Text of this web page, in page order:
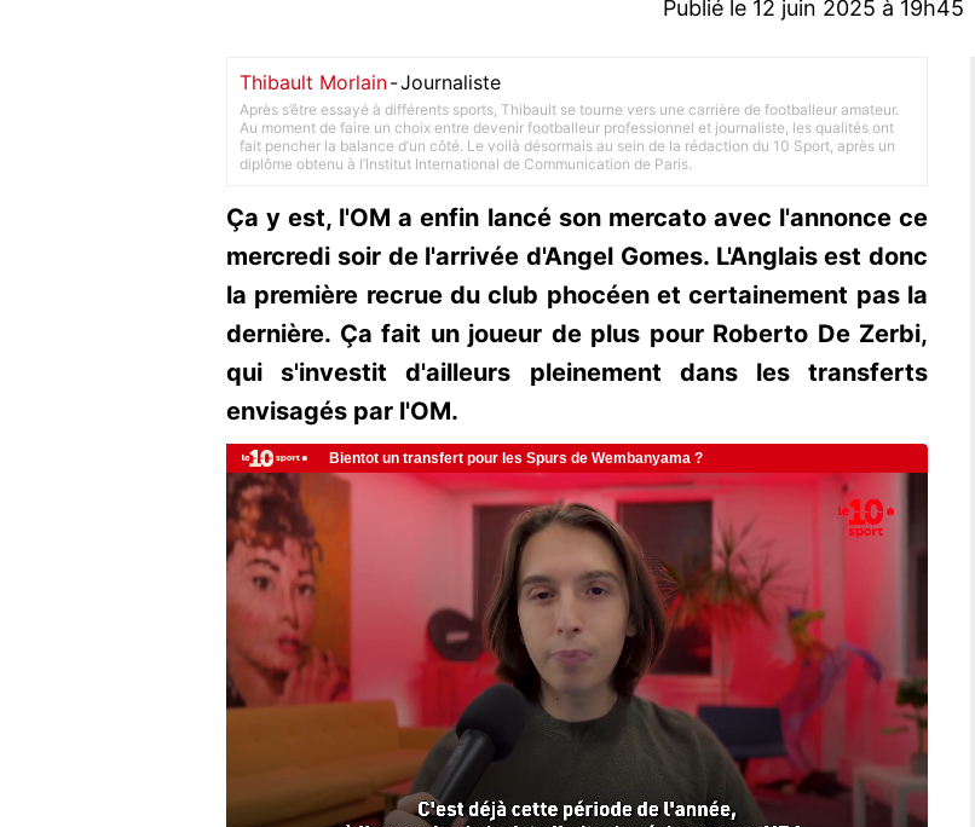
Publié le 12 juin 2025 à 19h45
Thibault Morlain-Journaliste
Après s’être essayé à différents sports, Thibault se tourne vers une carrière de footballeur amateur.
Au moment de faire un choix entre devenir footballeur professionnel et journaliste, les qualités ont
fait pencher la balance d’un côté. Le voilà désormais au sein de la rédaction du 10 Sport, après un
diplôme obtenu à l’Institut International de Communication de Paris.
Ça y est, l'OM a enfin lancé son mercato avec l'annonce ce
mercredi soir de l'arrivée d'Angel Gomes. L'Anglais est donc
la première recrue du club phocéen et certainement pas la
dernière. Ça fait un joueur de plus pour Roberto De Zerbi,
qui s'investit d'ailleurs pleinement dans les transferts
envisagés par l'OM.